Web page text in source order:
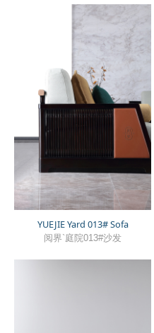
YUEJIE Yard 013# Sofa
阅界`庭院013#沙发